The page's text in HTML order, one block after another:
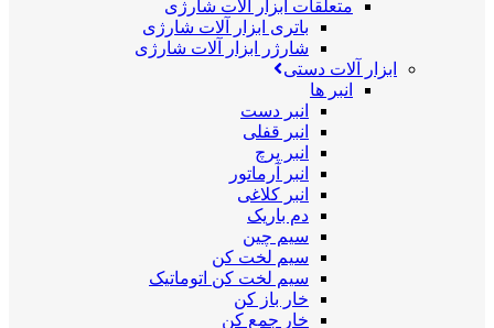
متعلقات ابزار آلات شارژی
باتری ابزار آلات شارژی
شارژر ابزار آلات شارژی
ابزار آلات دستی
انبر ها
انبر دست
انبر قفلی
انبر پرچ
انبر آرماتور
انبر کلاغی
دم باریک
سیم چین
سیم لخت کن
سیم لخت کن اتوماتیک
خار باز کن
خار جمع کن